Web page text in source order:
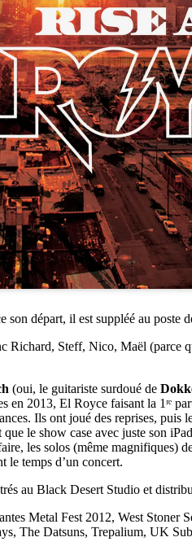
son départ, il est suppléé au poste
Richard, Steff, Nico, Maël (parce
(oui, le guitariste surdoué de
en 2013, El Royce faisant la 1ʳᵉ
Ils ont joué des reprises, puis
le show case avec juste son
les solos (même magnifiques)
le temps d’un concert.
au Black Desert Studio et
Metal Fest 2012, West Stoner
The Datsuns, Trepalium, UK